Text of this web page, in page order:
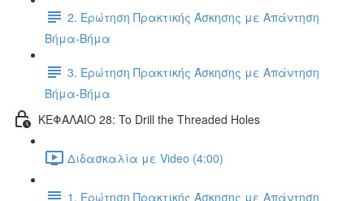
2. Ερώτηση Πρακτικής Άσκησης με Απάντηση
Βήμα-Βήμα
3. Ερώτηση Πρακτικής Άσκησης με Απάντηση
Βήμα-Βήμα
ΚΕΦΑΛΑΙΟ 28: To Drill the Threaded Holes
Διδασκαλία με Video (4:00)
1. Ερώτηση Πρακτικής Άσκησης με Απάντηση